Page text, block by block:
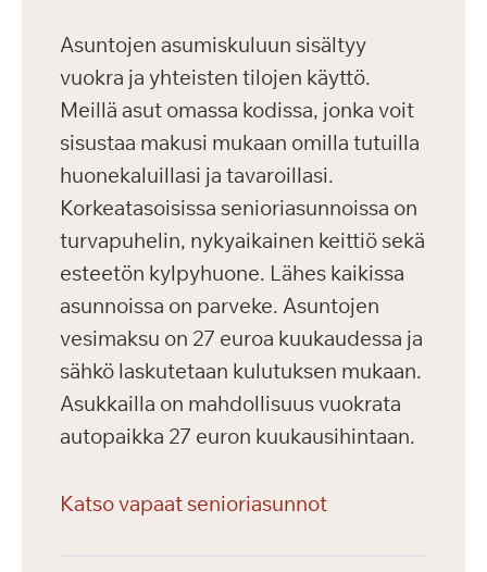
Asuntojen asumiskuluun sisältyy
vuokra ja yhteisten tilojen käyttö.
Meillä asut omassa kodissa, jonka voit
sisustaa makusi mukaan omilla tutuilla
huonekaluillasi ja tavaroillasi.
Korkeatasoisissa senioriasunnoissa on
turvapuhelin, nykyaikainen keittiö sekä
esteetön kylpyhuone. Lähes kaikissa
asunnoissa on parveke. Asuntojen
vesimaksu on 27 euroa kuukaudessa ja
sähkö laskutetaan kulutuksen mukaan.
Asukkailla on mahdollisuus vuokrata
autopaikka 27 euron kuukausihintaan.
Katso vapaat senioriasunnot